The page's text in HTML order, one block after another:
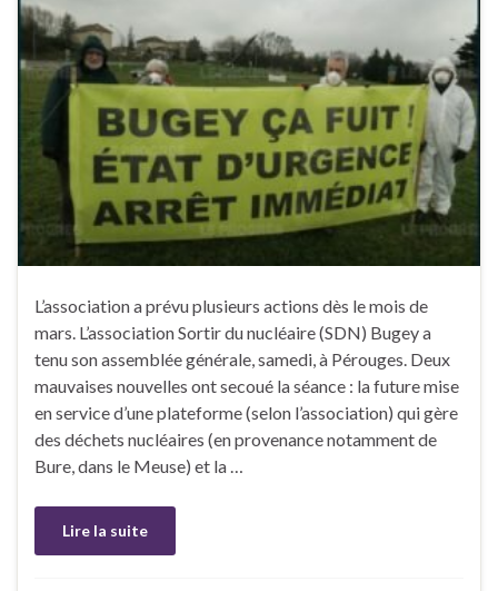
L’association a prévu plusieurs actions dès le mois de
mars. L’association Sortir du nucléaire (SDN) Bugey a
tenu son assemblée générale, samedi, à Pérouges. Deux
mauvaises nouvelles ont secoué la séance : la future mise
en service d’une plateforme (selon l’association) qui gère
des déchets nucléaires (en provenance notamment de
Bure, dans le Meuse) et la …
Lire la suite